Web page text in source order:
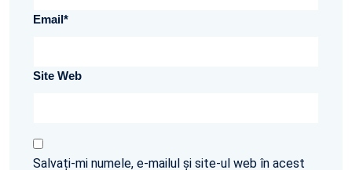
Email*
Site Web
Salvați-mi numele, e-mailul și site-ul web în acest